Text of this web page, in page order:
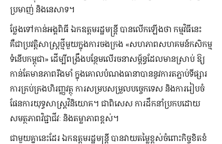
ប្រមាញ់ និងនេសាទ។
ថ្លែងទៅកាន់អង្គពិធី ឯកឧត្តមរដ្ឋមន្ត្រី បានលើកឡើងថា កម្មវិធីនេះ
គឺជាប្រវត្តិសាស្ត្រថ្មីមួយក្នុងការចងក្រង «សហភាពសហគមន៍កសិកម្ម
ទំនើបកម្ពុជា» ដើម្បីពង្រឹងបន្ថែមលើរចនាសម្ព័ន្ធដែលមានស្រាប់ ឱ្យ
កាន់តែមានភាពរឹងមាំ ក្នុងគោលបំណងធានាបាននូវការតភ្ជាប់ទីផ្សារ
ការគ្រប់គ្រងហិរញ្ញវត្ថុ ការសម្របសម្រួលបច្ចេកទេស និងការរៀបចំ
ផែនការយុទ្ធសាស្ត្រវិនិយោគ។ ជាពិសេស ការដឹកនាំប្រកបដោយ
សមត្ថភាពវិជ្ជាជីវៈ និងតម្លាភាពខ្ពស់។
ជាមួយគ្នានេះដែរ ឯកឧត្តមរដ្ឋមន្ត្រី បានវាយតម្លៃខ្ពស់ចំពោះកិច្ចខិតខំ